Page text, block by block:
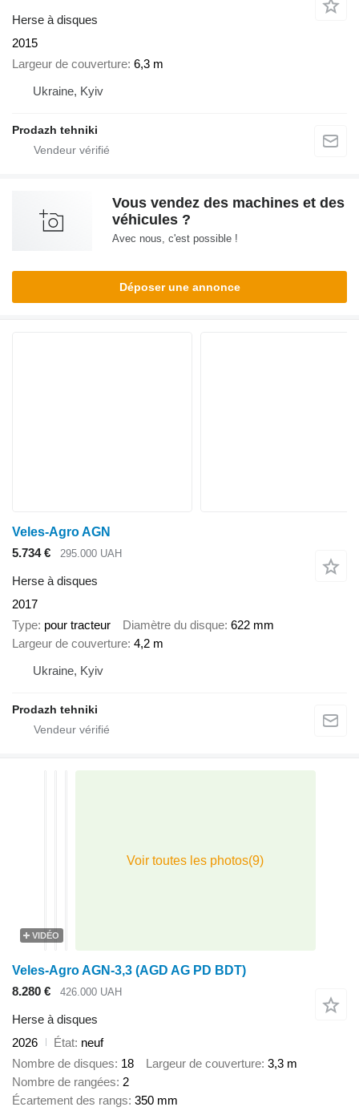
Herse à disques
2015
Largeur de couverture 6,3 m
Ukraine, Kyiv
Prodazh tehniki
Vous vendez des machines et des
véhicules ?
Avec nous, c'est possible !
Déposer une annonce
Veles-Agro AGN
5.734 €
295.000 UAH
Herse à disques
2017
Type pour tracteur Diamètre du disque 622 mm
Largeur de couverture 4,2 m
Ukraine, Kyiv
Prodazh tehniki
VIDÉO
Veles-Agro AGN-3,3 (AGD AG PD BDT)
8.280 €
426.000 UAH
Herse à disques
2026
État neuf
Nombre de disques 18 Largeur de couverture 3,3 m
Nombre de rangées 2
Écartement des rangs 350 mm